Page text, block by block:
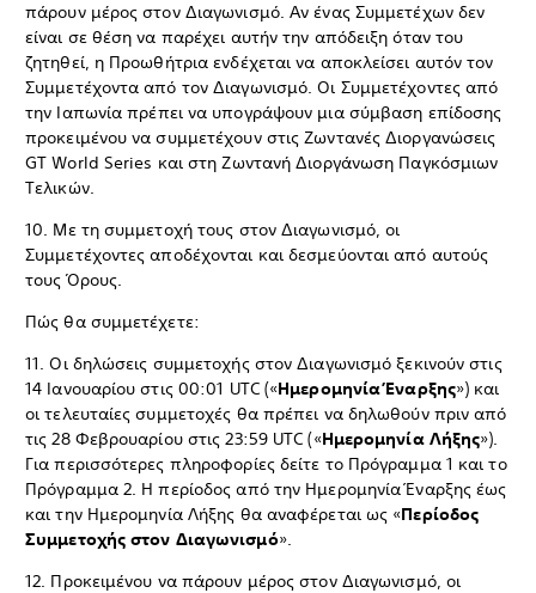
πάρουν μέρος στον Διαγωνισμό. Αν ένας Συμμετέχων δεν
είναι σε θέση να παρέχει αυτήν την απόδειξη όταν του
ζητηθεί, η Προωθήτρια ενδέχεται να αποκλείσει αυτόν τον
Συμμετέχοντα από τον Διαγωνισμό. Οι Συμμετέχοντες από
την Ιαπωνία πρέπει να υπογράψουν μια σύμβαση επίδοσης
προκειμένου να συμμετέχουν στις Ζωντανές Διοργανώσεις
GT World Series και στη Ζωντανή Διοργάνωση Παγκόσμιων
Τελικών.
10. Με τη συμμετοχή τους στον Διαγωνισμό, οι
Συμμετέχοντες αποδέχονται και δεσμεύονται από αυτούς
τους Όρους.
Πώς θα συμμετέχετε:
11. Οι δηλώσεις συμμετοχής στον Διαγωνισμό ξεκινούν στις
14 Ιανουαρίου στις 00:01 UTC («Ημερομηνία Έναρξης») και
οι τελευταίες συμμετοχές θα πρέπει να δηλωθούν πριν από
τις 28 Φεβρουαρίου στις 23:59 UTC («Ημερομηνία Λήξης»).
Για περισσότερες πληροφορίες δείτε το Πρόγραμμα 1 και το
Πρόγραμμα 2. Η περίοδος από την Ημερομηνία Έναρξης έως
και την Ημερομηνία Λήξης θα αναφέρεται ως «Περίοδος
Συμμετοχής στον Διαγωνισμό».
12. Προκειμένου να πάρουν μέρος στον Διαγωνισμό, οι